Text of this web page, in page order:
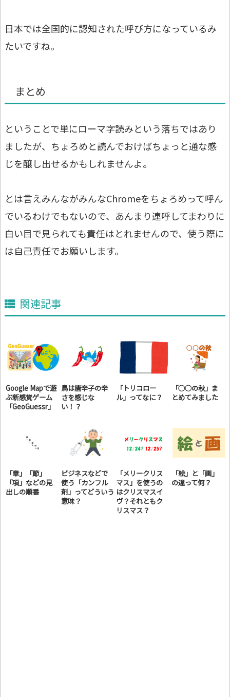
日本では全国的に認知された呼び方になっているみ
たいですね。
まとめ
ということで単にローマ字読みという落ちではあり
ましたが、ちょろめと読んでおけばちょっと通な感
じを醸し出せるかもしれませんよ。
とは言えみんながみんなChromeをちょろめって呼ん
でいるわけでもないので、あんまり連呼してまわりに
白い目で見られても責任はとれませんので、使う際に
は自己責任でお願いします。
関連記事
Google Mapで遊
ぶ新感覚ゲーム
「GeoGuessr」
鳥は唐辛子の辛
さを感じな
い！？
「トリコロー
ル」ってなに？
「○○の秋」ま
とめてみました
「章」「節」
「項」などの見
出しの順番
ビジネスなどで
使う「カンフル
剤」ってどういう
意味？
「メリークリス
マス」を使うの
はクリスマスイ
ヴ？それともク
リスマス？
「絵」と「画」
の違って何？